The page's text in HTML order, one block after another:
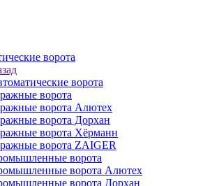
ворота
ворота
ворота
ворота Алютех
ворота Дорхан
ворота Хёрманн
ворота ZAIGER
ворота
ворота Алютех
ворота Дорхан